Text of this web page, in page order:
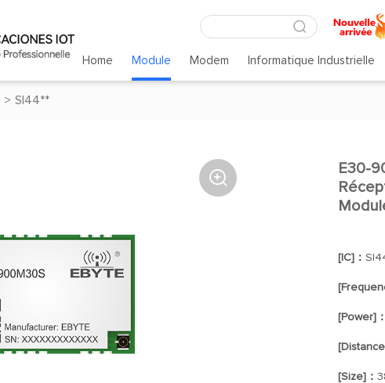
Home Module Modem Informatique Industrielle
> SI44**

E30-
[IC]：
[Power]：
[Size]：